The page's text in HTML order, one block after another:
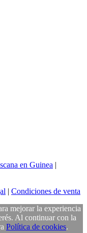
en Guinea |
| Condiciones de venta
mejorar la experiencia
Al continuar con la
Política de cookies.